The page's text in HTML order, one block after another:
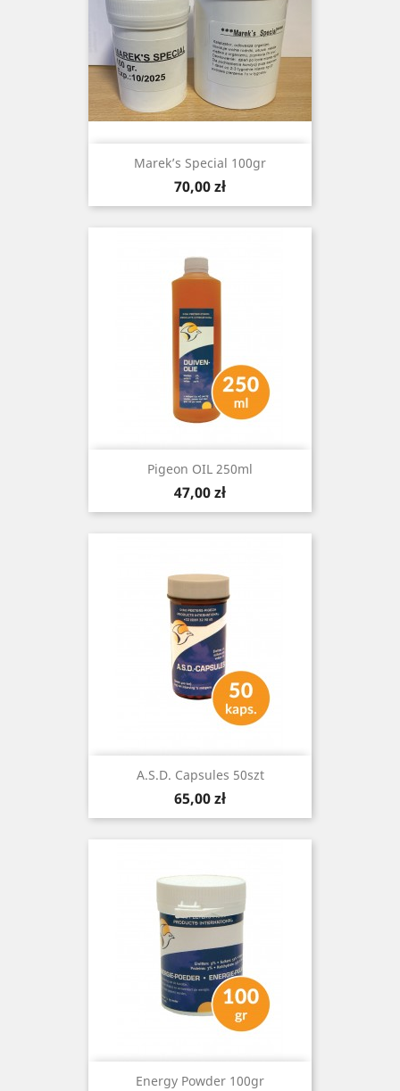
Marek’s Special 100gr
Cena
70,00 zł
Pigeon OIL 250ml
Cena
47,00 zł
A.S.D. Capsules 50szt
Cena
65,00 zł
Energy Powder 100gr